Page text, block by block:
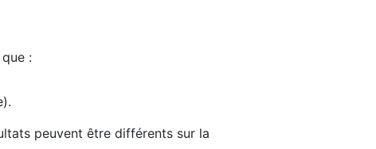
:
peuvent être différents sur la